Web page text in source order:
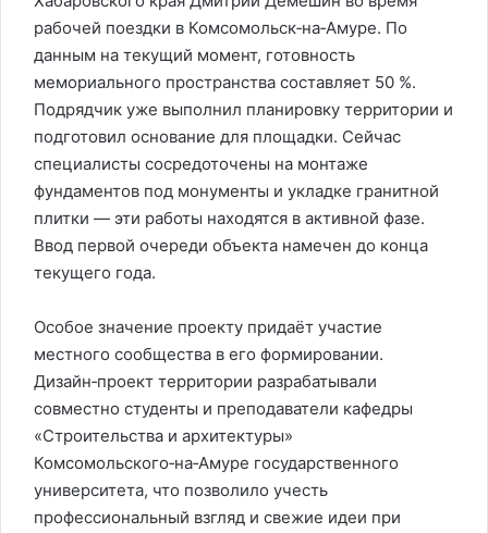
рабочей поездки в Комсомольск‑на‑Амуре. По
данным на текущий момент, готовность
мемориального пространства составляет 50 %.
Подрядчик уже выполнил планировку территории и
подготовил основание для площадки. Сейчас
специалисты сосредоточены на монтаже
фундаментов под монументы и укладке гранитной
плитки — эти работы находятся в активной фазе.
Ввод первой очереди объекта намечен до конца
текущего года.
Особое значение проекту придаёт участие
местного сообщества в его формировании.
Дизайн‑проект территории разрабатывали
совместно студенты и преподаватели кафедры
«Строительства и архитектуры»
Комсомольского‑на‑Амуре государственного
университета, что позволило учесть
профессиональный взгляд и свежие идеи при